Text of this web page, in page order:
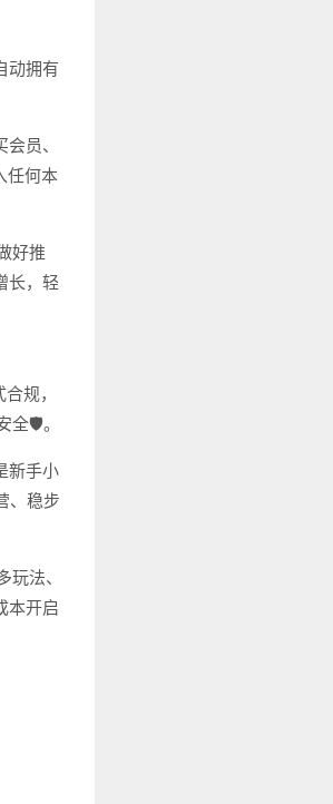
动拥有
员、
任何本
好推
长，轻
规，
全🛡️。
新手小
、稳步
法、
本开启